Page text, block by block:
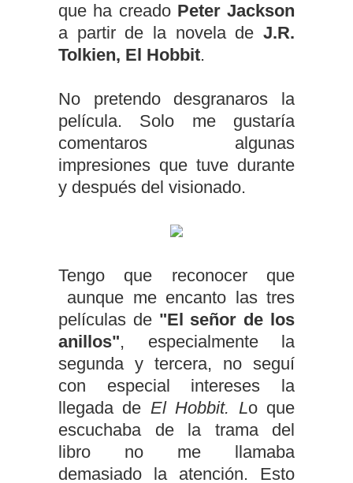
que ha creado Peter Jackson
a partir de la novela de J.R.
Tolkien, El Hobbit.
No pretendo desgranaros la
película. Solo me gustaría
comentaros algunas
impresiones que tuve durante
y después del visionado.
Tengo que reconocer que
aunque me encanto las tres
películas de "El señor de los
anillos", especialmente la
segunda y tercera, no seguí
con especial intereses la
llegada de El Hobbit. Lo que
escuchaba de la trama del
libro no me llamaba
demasiado la atención. Esto